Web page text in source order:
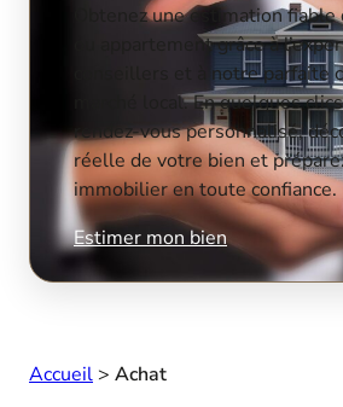
Obtenez une estimation
ou appartement grâce à
conseillers et à notre parfaite
marché local. En quelques
rendez-vous personnalisé,
réelle de votre bien et
immobilier en toute confiance.
Estimer mon bien
Accueil > Achat